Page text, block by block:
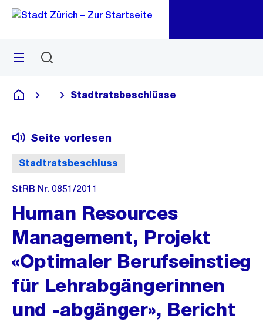
Navigation
Sprunglink
Menü
Deutsch
Blende alle Breadcrumbs ein
Stadtratsbeschlüsse
Stadtratsbeschluss
Seite vorlesen
StRB Nr. 0851/2011
Human Resources
Management, Projekt
«Optimaler Berufseinstieg
für Lehrabgängerinnen
und -abgänger», Bericht